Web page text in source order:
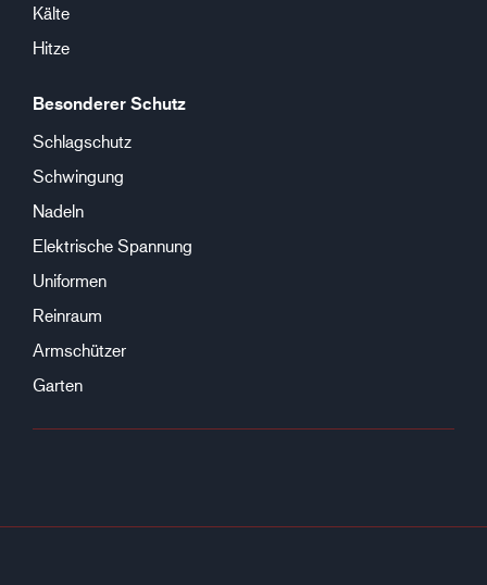
Kälte
Hitze
Besonderer Schutz
Schlagschutz
Schwingung
Nadeln
Elektrische Spannung
Uniformen
Reinraum
Armschützer
Garten